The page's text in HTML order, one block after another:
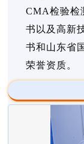
CMA检验检
书以及高新
书和山东省
荣誉资质。